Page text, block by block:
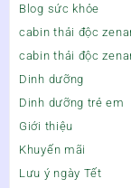
Blog sức khỏe
cabin thải độc
cabin thải độc
Dinh dưỡng
Dinh dưỡng trẻ em
Giới thiệu
Khuyến mãi
Lưu ý ngày Tết